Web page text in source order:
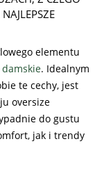
elementu
. Idealnym
te cechy, jest
oversize
do gustu
jak i trendy